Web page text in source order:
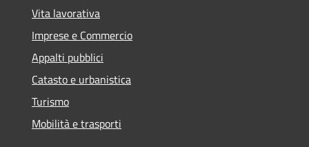
Vita lavorativa
Imprese e Commercio
Appalti pubblici
Catasto e urbanistica
Turismo
Mobilità e trasporti